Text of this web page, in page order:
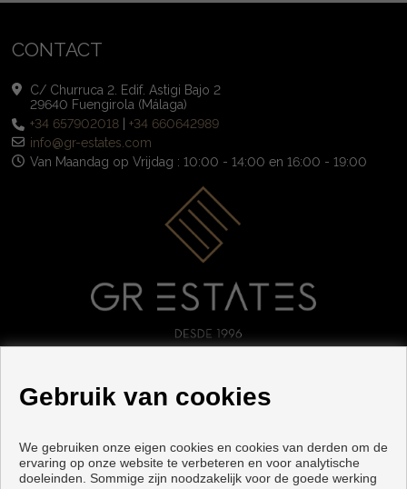
CONTACT
C/ Churruca 2. Edif. Astigi Bajo 2
29640 Fuengirola (Málaga)
+34 657902018 |+34 660642989
info@gr-estates.com
Van Maandag op Vrijdag : 10:00 - 14:00 en 16:00 - 19:00
Gebruik van cookies
We gebruiken onze eigen cookies en cookies van derden om de
ervaring op onze website te verbeteren en voor analytische
doeleinden. Sommige zijn noodzakelijk voor de goede werking